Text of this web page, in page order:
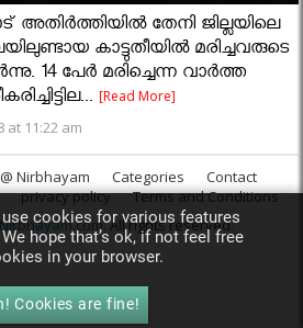
അതിര്‍ത്തിയില്‍ തേനി ജില്ലയിലെ
കാട്ടുതീയില്‍ മരിച്ചവരുടെ
14 പേര്‍ മരിച്ചെന്ന വാര്‍ത്ത
[Read More]
at 11:22 am
Nirbhayam Categories
Contact
privacy policy
Terms and Conditions
Nirbhayam.com. All rights reserved.
cookies for various features
We hope that’s ok, if not feel free
in your browser.
Cookies are fine!